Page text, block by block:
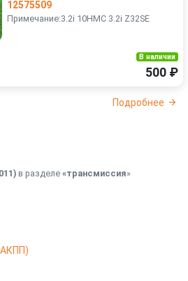
12575509
Примечание:3.2i 10HMC 3.2i Z32SE
В наличии
500 ₽
Подробнее
в разделе «трансмиссия»